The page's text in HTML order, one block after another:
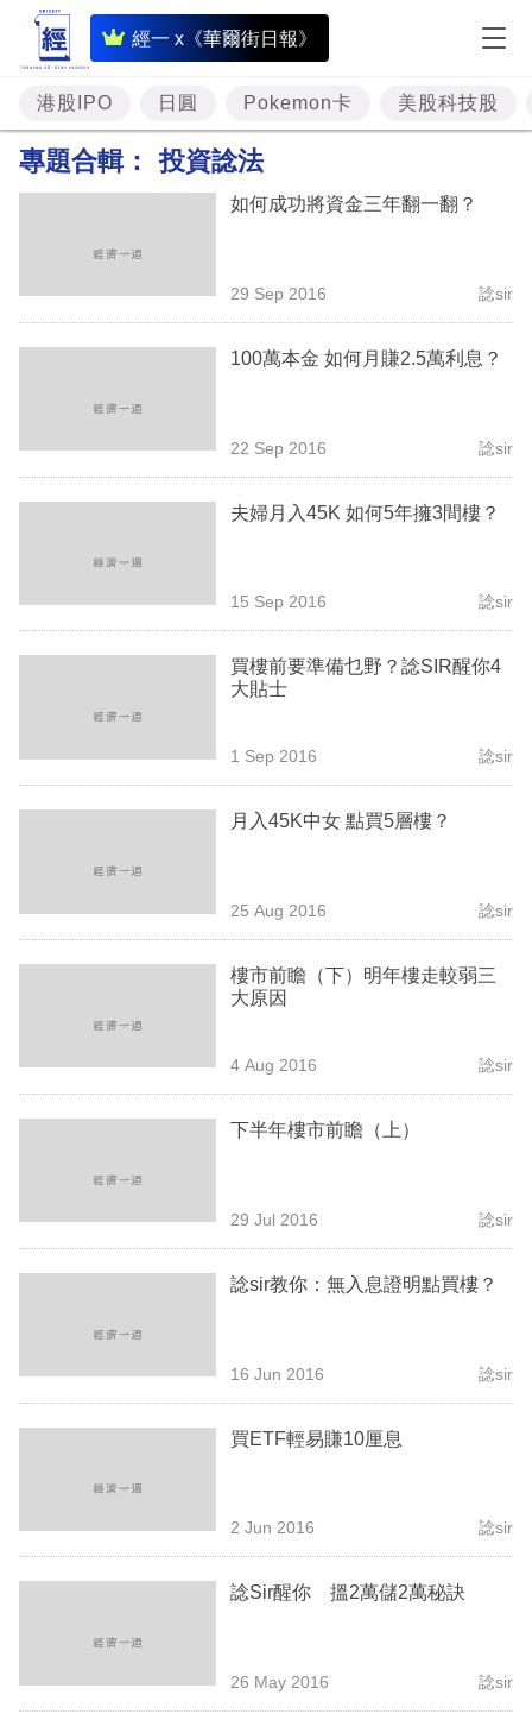
經一 x《華爾街日報》
即
時
財
經
資
樓
技
生
欄
區
港股IPO 日圓 Pokemon卡 美股科技股
專題合輯： 投資諗法
如何成功將資金三年翻一翻？
29 Sep 2016 諗sir
100萬本金 如何月賺2.5萬利息？
22 Sep 2016 諗sir
夫婦月入45K 如何5年擁3間樓？
15 Sep 2016 諗sir
買樓前要準備乜野？諗SIR醒你4
大貼士
1 Sep 2016 諗sir
月入45K中女 點買5層樓？
25 Aug 2016 諗sir
樓市前瞻（下）明年樓走較弱三
大原因
4 Aug 2016 諗sir
下半年樓市前瞻（上）
29 Jul 2016 諗sir
諗sir教你：無入息證明點買樓？
16 Jun 2016 諗sir
買ETF輕易賺10厘息
2 Jun 2016 諗sir
諗Sir醒你 搵2萬儲2萬秘訣
26 May 2016 諗sir